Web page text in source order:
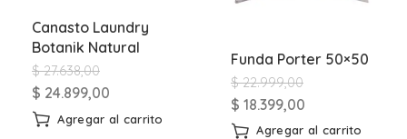
Canasto Laundry
Botanik Natural
$27.638,00
$ 24.899,00
Agregar al carrito
Funda Porter 50×50
$22.999,00
$ 18.399,00
Agregar al carrito